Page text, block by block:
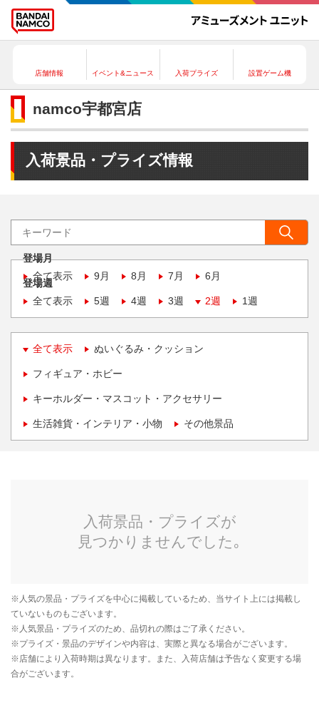
店舗情報 イベント&ニュース 入荷プライズ 設置ゲーム機
namco宇都宮店
入荷景品・プライズ情報
登場月
全て表示
9月 8月 7月 6月
登場週
全て表示
5週 4週 3週 2週 1週
全て表示 ぬいぐるみ・クッション
フィギュア・ホビー
キーホルダー・マスコット・アクセサリー
生活雑貨・インテリア・小物 その他景品